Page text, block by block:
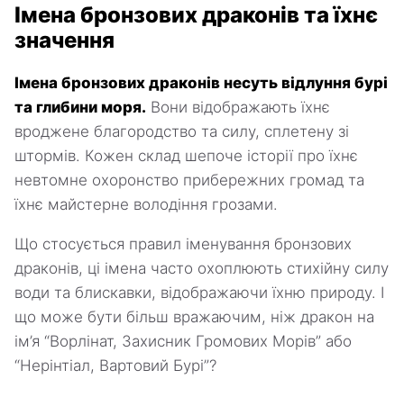
Імена бронзових драконів та їхнє
значення
Імена бронзових драконів несуть відлуння бурі
та глибини моря. Вони відображають їхнє
вроджене благородство та силу, сплетену зі
штормів. Кожен склад шепоче історії про їхнє
невтомне охоронство прибережних громад та
їхнє майстерне володіння грозами.
Що стосується правил іменування бронзових
драконів, ці імена часто охоплюють стихійну силу
води та блискавки, відображаючи їхню природу. І
що може бути більш вражаючим, ніж дракон на
ім’я “Ворлінат, Захисник Громових Морів” або
“Нерінтіал, Вартовий Бурі”?